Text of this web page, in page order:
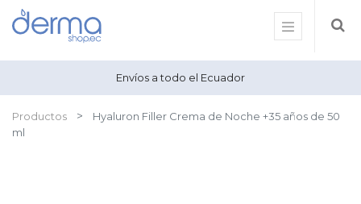
Envíos a todo el Ecuador
Productos
Hyaluron Filler Crema de Noche +35 años de 50
ml